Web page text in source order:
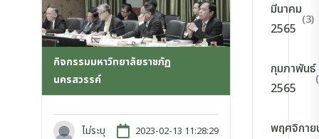
กิจกรรมมหาวิทยาลัยราชภัฏ
นครสวรรค์
ไม่ระบุ 2023-02-13 11:28:29
มีนาคม
2565
(3)
กุมภาพันธ์
2565
พฤศจิกาย